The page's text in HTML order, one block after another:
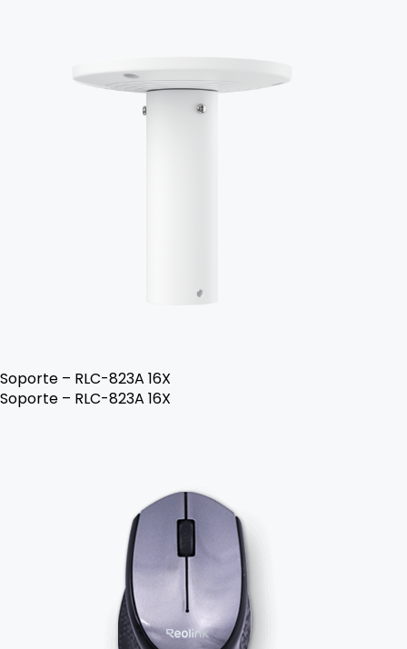
Soporte – RLC-823A 16X
Soporte – RLC-823A 16X